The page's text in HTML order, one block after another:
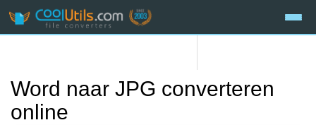
Word naar JPG converteren
online